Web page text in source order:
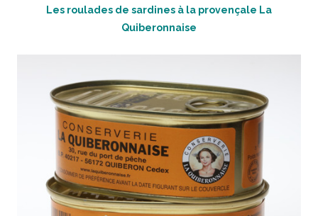
Les roulades de sardines à la provençale La
Quiberonnaise